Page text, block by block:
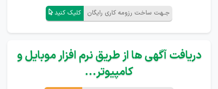
جـهت ساخت رزومه کاری رایگان کلیک کنید
دریافت آگهی ها از طریق نرم افزار موبایل و
کامپیوتر...